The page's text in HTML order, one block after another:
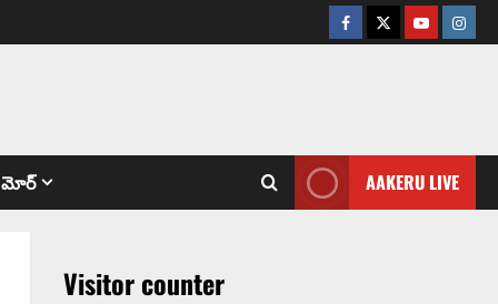
మోర్ AAKERU LIVE
Visitor counter